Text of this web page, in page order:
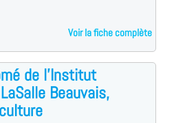
Voir la fiche complète
de l'Institut
Beauvais,